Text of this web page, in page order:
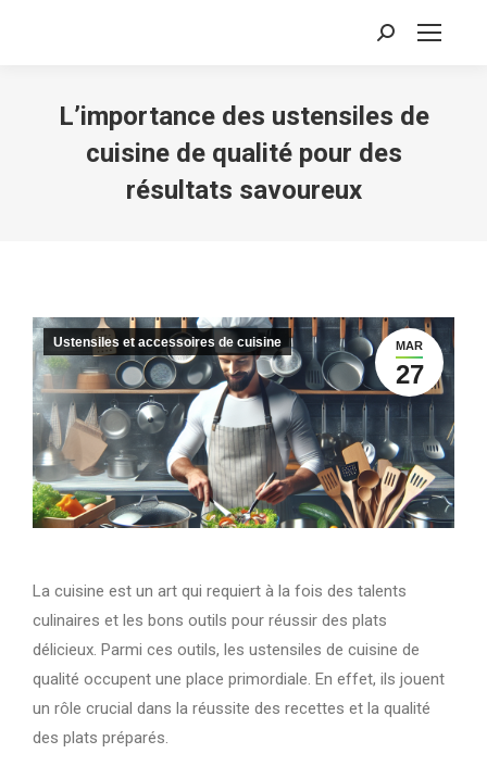
Recherche
L’importance des ustensiles de
cuisine de qualité pour des
résultats savoureux
MAR
27
Ustensiles et accessoires de cuisine
La cuisine est un art qui requiert à la fois des talents
culinaires et les bons outils pour réussir des plats
délicieux. Parmi ces outils, les ustensiles de cuisine de
qualité occupent une place primordiale. En effet, ils jouent
un rôle crucial dans la réussite des recettes et la qualité
des plats préparés.